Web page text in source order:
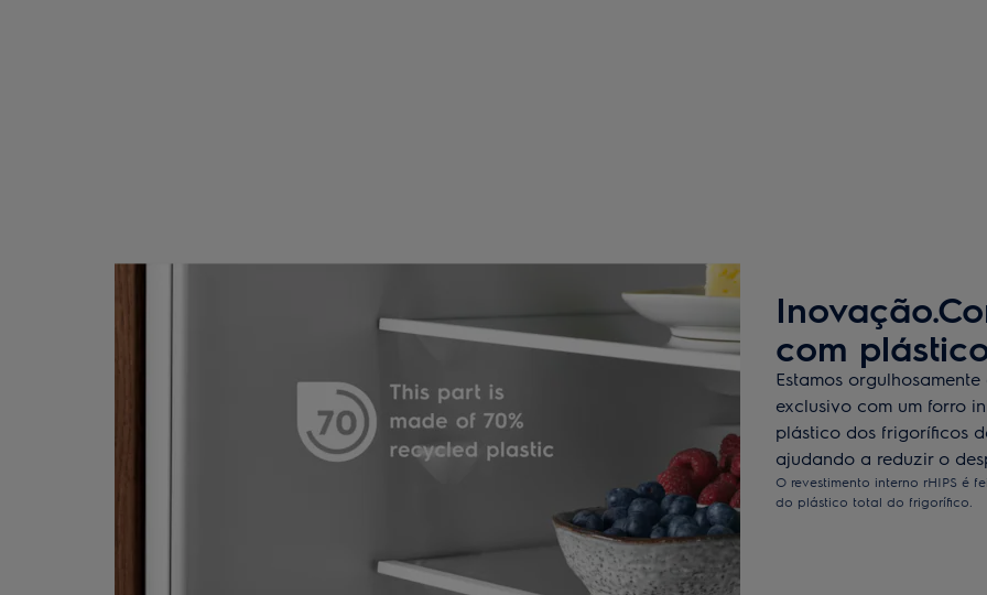
com
Estamos
exclusivo com um forro
plástico dos frigoríficos
ajudando a reduzir o
O revestimento interno rHIPS é
do plástico total do frigorífico.